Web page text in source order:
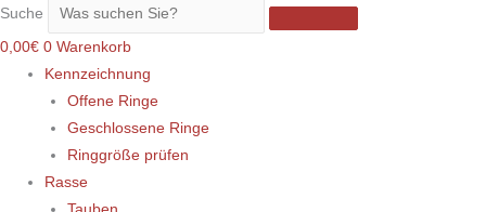
Suche
0,00€ 0 Warenkorb
Kennzeichnung
Offene Ringe
Geschlossene Ringe
Ringgröße prüfen
Rasse